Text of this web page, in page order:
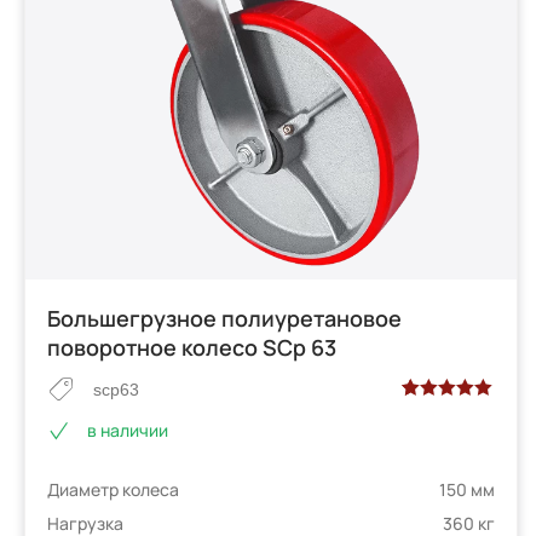
Большегрузное полиуретановое
поворотное колесо SCp 63
scp63
опроса
пользователей
в наличии
Диаметр колеса
150 мм
Нагрузка
360 кг